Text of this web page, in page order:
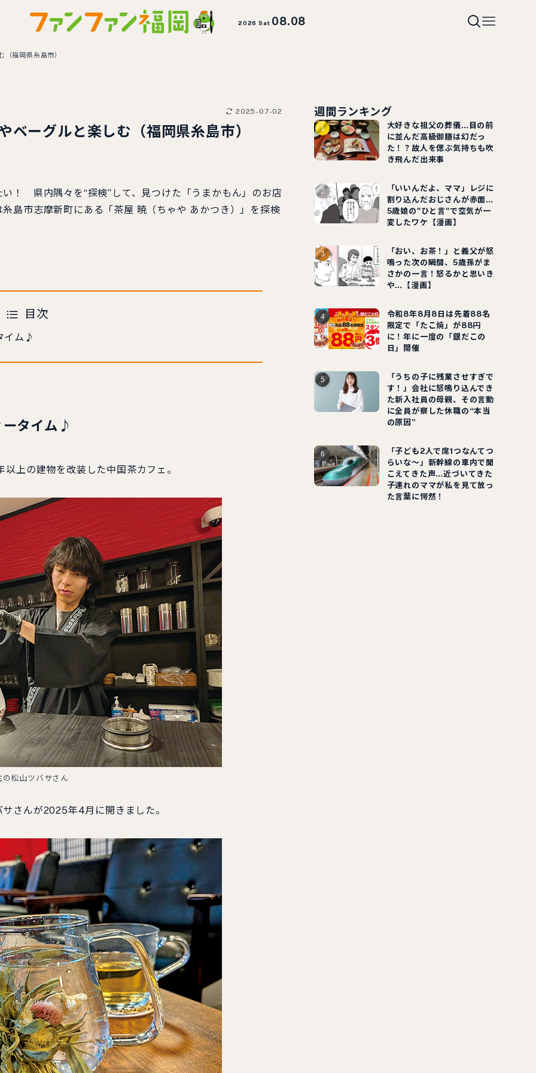
2026 Sat 08.08
（福岡県糸島市）
2025-07-02
ベーグルと楽しむ（福岡県糸島市）
！ 県内隅々を“探検”して、見つけた「うまかもん」のお店
島市志摩新町にある「茶屋 暁（ちゃや あかつき）」を探検
目次
イム♪
ータイム♪
上の建物を改装した中国茶カフェ。
の松山ツバサさん
さんが2025年4月に開きました。
週間ランキング
大好きな祖父の葬儀…目の前
に並んだ高級御膳は幻だっ
た！？故人を偲ぶ気持ちも吹
き飛んだ出来事
「いいんだよ、ママ」レジに
割り込んだおじさんが赤面…
5歳娘の"ひと言"で空気が一
変したワケ【漫画】
「おい、お茶！」と義父が怒
鳴った次の瞬間、5歳孫がま
さかの一言！怒るかと思いき
や…【漫画】
令和8年8月8日は先着88名
限定で「たこ焼」が88円
に！年に一度の「銀だこの
日」開催
「うちの子に残業させすぎで
す！」会社に怒鳴り込んでき
た新入社員の母親、その言動
に全員が察した休職の“本当
の原因”
「子ども2人で席1つなんてつ
らいな～」新幹線の車内で聞
こえてきた声…近づいてきた
子連れのママが私を見て放っ
た言葉に愕然！